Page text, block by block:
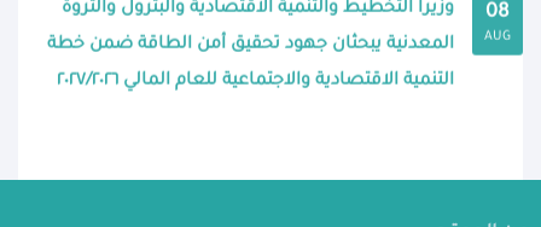
08
AUG
وزيرا التخطيط والتنمية الاقتصادية والبترول والثروة
المعدنية يبحثان جهود تحقيق أمن الطاقة ضمن خطة
التنمية الاقتصادية والاجتماعية للعام المالي ٢٠٢٧/٢٠٢٦